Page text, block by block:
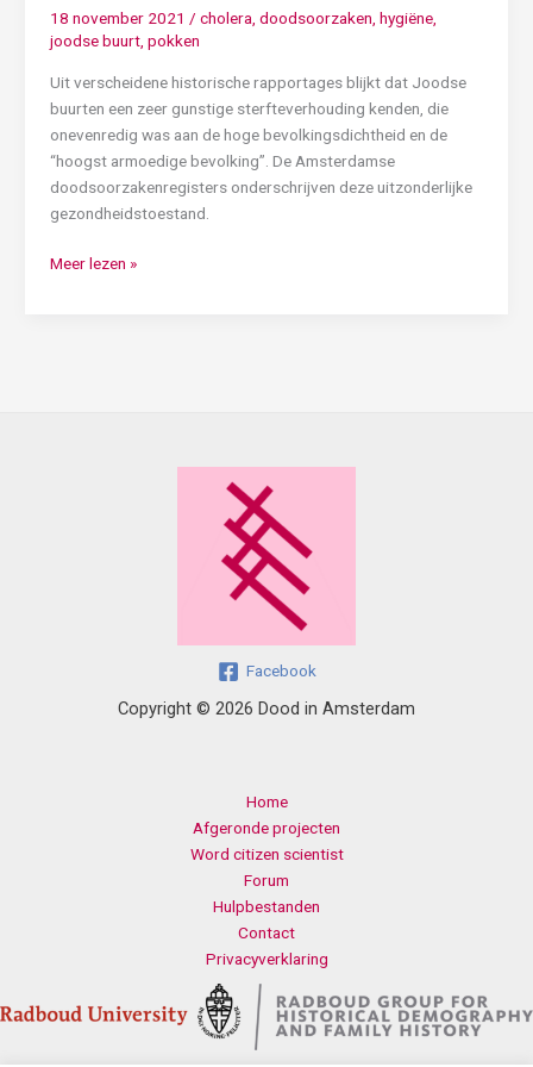
18 november 2021 / cholera doodsoorzaken hygiëne,
joodse buurt, pokken
Uit verscheidene historische rapportages blijkt dat Joodse
buurten een zeer gunstige sterfteverhouding kenden, die
onevenredig was aan de hoge bevolkingsdichtheid en de
“hoogst armoedige bevolking”. De Amsterdamse
doodsoorzakenregisters onderschrijven deze uitzonderlijke
gezondheidstoestand.
Meer lezen »
Facebook
Copyright © 2026 Dood in Amsterdam
Home
Afgeronde projecten
Word citizen scientist
Forum
Hulpbestanden
Contact
Privacyverklaring